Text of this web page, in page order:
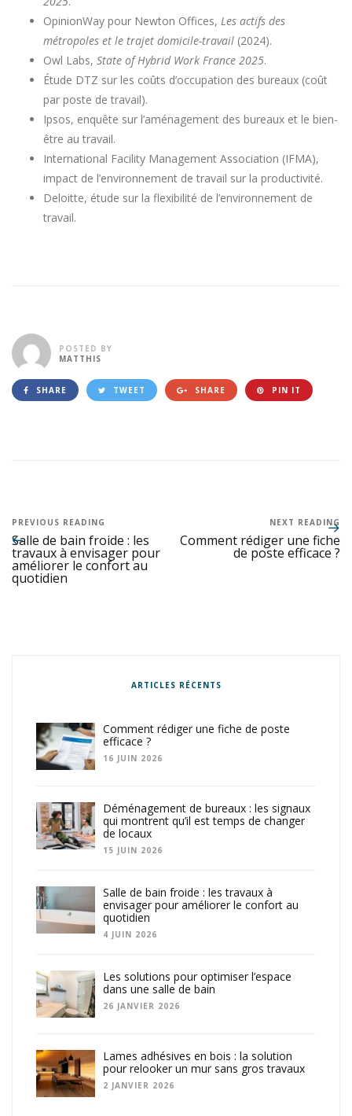
OpinionWay pour Newton Offices, Les actifs des
métropoles et le trajet domicile-travail (2024).
Owl Labs, State of Hybrid Work France 2025.
Étude DTZ sur les coûts d’occupation des bureaux (coût
par poste de travail).
Ipsos, enquête sur l’aménagement des bureaux et le bien-
être au travail.
International Facility Management Association (IFMA),
impact de l’environnement de travail sur la productivité.
Deloitte, étude sur la flexibilité de l’environnement de
travail.
POSTED BY
MATTHIS
SHARE TWEET SHARE PIN IT
PREVIOUS READING
Salle de bain froide : les
travaux à envisager pour
améliorer le confort au
quotidien
NEXT READING
Comment rédiger une fiche
de poste efficace ?
ARTICLES RÉCENTS
Comment rédiger une fiche de poste
efficace ?
16 JUIN 2026
Déménagement de bureaux : les signaux
qui montrent qu’il est temps de changer
de locaux
15 JUIN 2026
Salle de bain froide : les travaux à
envisager pour améliorer le confort au
quotidien
4 JUIN 2026
Les solutions pour optimiser l’espace
dans une salle de bain
26 JANVIER 2026
Lames adhésives en bois : la solution
pour relooker un mur sans gros travaux
2 JANVIER 2026